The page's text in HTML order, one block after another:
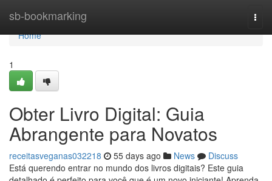
sb-bookmarking
Home
Home
1
Obter Livro Digital: Guia
Abrangente para Novatos
receitasveganas032218 55 days ago News
Discuss
Está querendo entrar no mundo dos livros digitais? Este guia